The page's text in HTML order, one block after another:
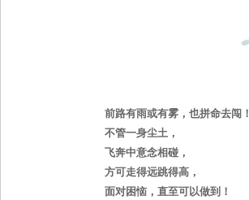
前路有雨或有雾，也拼命去闯！
不管一身尘土，
飞奔中意念相碰，
方可走得远跳得高，
面对困恼，直至可以做到！